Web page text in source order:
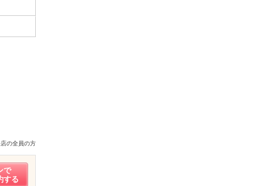
の全員の方
で
する